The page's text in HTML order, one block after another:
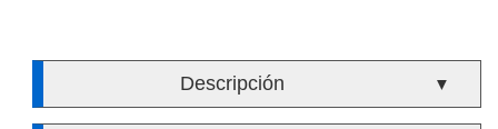
Descripción ▼